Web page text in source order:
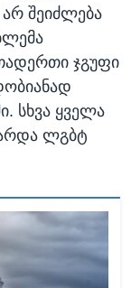
შეიძლება
ჯგუფი
სხვა ყველა
ლგბტ